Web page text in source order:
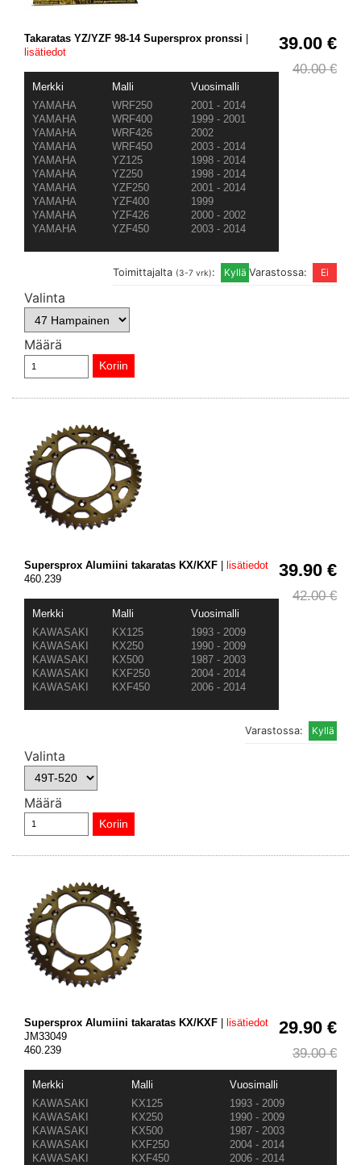
39.00 €
40.00 €
Takaratas YZ/YZF 98-14 Supersprox pronssi
lisätiedot
Merkki Malli
Vuosimalli
YAMAHA
WRF250
2001 - 2014
YAMAHA
WRF400
1999 - 2001
YAMAHA
WRF426
2002
YAMAHA
WRF450
2003 - 2014
YAMAHA
YZ125
1998 - 2014
YAMAHA
YZ250
1998 - 2014
YAMAHA
YZF250
2001 - 2014
YAMAHA
YZF400
1999
YAMAHA
YZF426
2000 - 2002
YAMAHA
YZF450 2003 - 2014
Varastossa:
Toimittajalta (3-7 vrk):
Valinta
Määrä
39.90 €
42.00 €
Supersprox Alumiini takaratas KX/KXF | lisätiedot
460.239
Merkki Malli
Vuosimalli
KAWASAKI
KX125
1993 - 2009
KAWASAKI
KX250
1990 - 2009
KAWASAKI
KX500
1987 - 2003
KAWASAKI
KXF250
2004 - 2014
KAWASAKI
KXF450 2006 - 2014
Varastossa:
Valinta
Määrä
29.90 €
39.00 €
Supersprox Alumiini takaratas KX/KXF
lisätiedot
JM33049
460.239
Merkki Malli
Vuosimalli
KAWASAKI
KX125
1993 - 2009
KAWASAKI
KX250
1990 - 2009
KAWASAKI
KX500
1987 - 2003
KAWASAKI
KXF250
2004 - 2014
KAWASAKI
KXF450 2006 - 2014